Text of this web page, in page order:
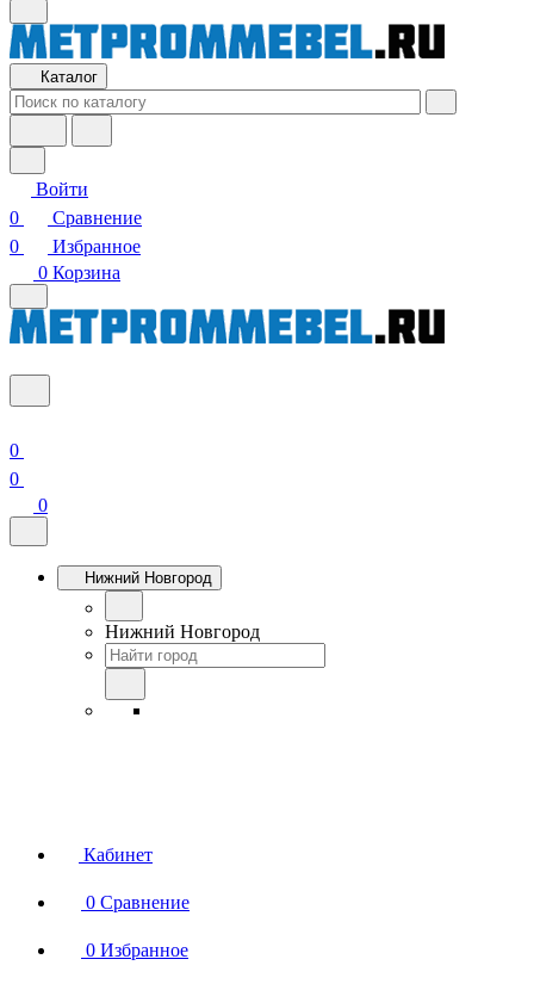
Каталог
Войти
0
Сравнение
0
Избранное
0 Корзина
0
0
0
Нижний Новгород
Нижний Новгород
Кабинет
0 Сравнение
0 Избранное